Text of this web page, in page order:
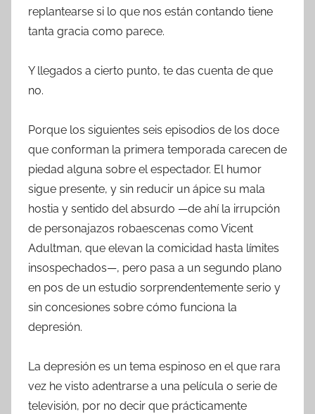
replantearse si lo que nos están contando tiene
tanta gracia como parece.
Y llegados a cierto punto, te das cuenta de que
no.
Porque los siguientes seis episodios de los doce
que conforman la primera temporada carecen de
piedad alguna sobre el espectador. El humor
sigue presente, y sin reducir un ápice su mala
hostia y sentido del absurdo —de ahí la irrupción
de personajazos robaescenas como Vicent
Adultman, que elevan la comicidad hasta límites
insospechados—, pero pasa a un segundo plano
en pos de un estudio sorprendentemente serio y
sin concesiones sobre cómo funciona la
depresión.
La depresión es un tema espinoso en el que rara
vez he visto adentrarse a una película o serie de
televisión, por no decir que prácticamente